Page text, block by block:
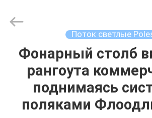
ДОМ
ПРОДУКТЫ
co.,ltd.
Поток светлые
Фонарный столб
рангоута
поднимаясь
поляками